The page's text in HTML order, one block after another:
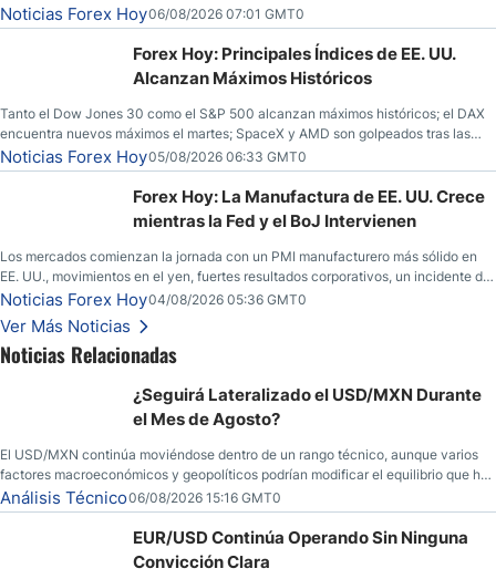
y los operadores esperan nuevas referencias económicas desde Estados
Unidos.
Noticias Forex Hoy06/08/2026 07:01 GMT0
Forex Hoy: Principales Índices de EE. UU.
Alcanzan Máximos Históricos
Tanto el Dow Jones 30 como el S&P 500 alcanzan máximos históricos; el DAX
encuentra nuevos máximos el martes; SpaceX y AMD son golpeados tras las
llamadas de ganancias; el petróleo crudo cae por debajo de los $80 con nuevas
esperanzas; el dólar estadounidense continúa intentando estabilizarse frente al
yen; el peso mexicano ve un repunte a medida que las tasas caen en EE. UU.
Noticias Forex Hoy05/08/2026 06:33 GMT0
Forex Hoy: La Manufactura de EE. UU. Crece
mientras la Fed y el BoJ Intervienen
Los mercados comienzan la jornada con un PMI manufacturero más sólido en
EE. UU., movimientos en el yen, fuertes resultados corporativos, un incidente de
seguridad en Bitcoin y nuevas señales desde el mercado del petróleo.
Noticias Forex Hoy04/08/2026 05:36 GMT0
Ver Más Noticias
Noticias Relacionadas
¿Seguirá Lateralizado el USD/MXN Durante
el Mes de Agosto?
El USD/MXN continúa moviéndose dentro de un rango técnico, aunque varios
factores macroeconómicos y geopolíticos podrían modificar el equilibrio que ha
dominado al mercado en las últimas semanas.
Análisis Técnico06/08/2026 15:16 GMT0
EUR/USD Continúa Operando Sin Ninguna
Convicción Clara